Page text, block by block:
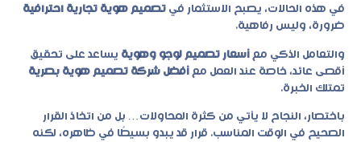
في هذه الحالات، يصبح الاستثمار في تصميم هوية تجارية احترافية
ضرورة، وليس رفاهية.
والتعامل الذكي مع أسعار تصميم لوجو وهوية يساعد على تحقيق
أقصى عائد، خاصة عند العمل مع أفضل شركة تصميم هوية بصرية
تمتلك الخبرة.
باختصار، النجاح لا يأتي من كثرة المحاولات… بل من اتخاذ القرار
الصحيح في الوقت المناسب. قرار قد يبدو بسيطًا في ظاهره، لكنه